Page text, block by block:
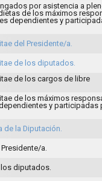
por asistencia a
de los máximos
dependientes y
del Presidente/a.
de los diputados.
de los cargos de libre
de los máximos
y participadas
de la Diputación.
a.
diputados.